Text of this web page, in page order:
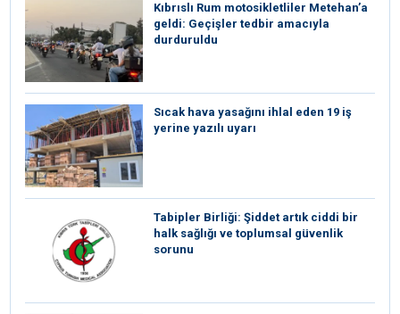
Kıbrıslı Rum motosikletliler Metehan’a
geldi: Geçişler tedbir amacıyla
durduruldu
Sıcak hava yasağını ihlal eden 19 iş
yerine yazılı uyarı
Tabipler Birliği: Şiddet artık ciddi bir
halk sağlığı ve toplumsal güvenlik
sorunu